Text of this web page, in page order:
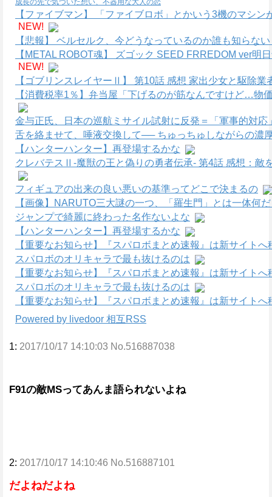
成長の先で気づいた想い、不器用な大人の恋
【ファイブマン】 「ファイブロボ」とかいう3機のマシン
NEW!
【悲報】 ベルセルク、今どうなっているのか誰も知らな
【METAL ROBOT魂】 ズゴック SEED FRREDOM ver
NEW!
【ゴブリンスレイヤーⅡ】 第10話 感想 家出少女と駆除業
【消費税率1％】弁当屋「下げるのが筋なんですけど…物
金与正氏、日本の巡航ミサイル試射に反発＝「軍事的対応
舌を絡ませて、唾液交換して── ちゅっちゅしながらの濃
【ハンターハンター】再登場するかな
クレバテスⅡ-魔獣の王と偽りの勇者伝承- 第4話 感想：敵
フィギュアの出来の良い悪いの基準ってどこで決まるの
【画像】NARUTO三大謎の一つ、「羅生門」とは一体何
ジャンプで綺麗に終わった名作ないよな
【ハンターハンター】再登場するかな
【重要なお知らせ】『スパロボまとめ速報』は新サイトへ
スパロボのオリキャラで最も抜けるのは
【重要なお知らせ】『スパロボまとめ速報』は新サイトへ
スパロボのオリキャラで最も抜けるのは
【重要なお知らせ】『スパロボまとめ速報』は新サイトへ
Powered by livedoor 相互RSS
1: 2017/10/17 14:10:03 No.516887038
F91の敵MSってあんま語られないよね
2: 2017/10/17 14:10:46 No.516887101
だよねだよね